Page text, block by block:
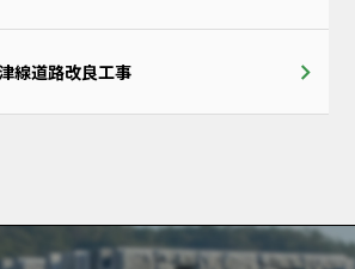
線道路改良工事